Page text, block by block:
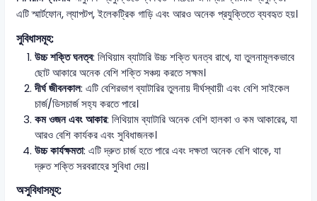
এটি স্মার্টফোন, ল্যাপটপ, ইলেকট্রিক গাড়ি এবং আরও অনেক প্রযুক্তিতে ব্যবহৃত হয়।
সুবিধাসমূহ:
উচ্চ শক্তি ঘনত্ব: লিথিয়াম ব্যাটারি উচ্চ শক্তি ঘনত্ব রাখে, যা তুলনামূলকভাবে
ছোট আকারে অনেক বেশি শক্তি সঞ্চয় করতে সক্ষম।
দীর্ঘ জীবনকাল: এটি বেশিরভাগ ব্যাটারির তুলনায় দীর্ঘস্থায়ী এবং বেশি সাইকেল
চার্জ/ডিসচার্জ সহ্য করতে পারে।
কম ওজন এবং আকার: লিথিয়াম ব্যাটারি অনেক বেশি হালকা ও কম আকারের, যা
আরও বেশি কার্যকর এবং সুবিধাজনক।
উচ্চ কার্যক্ষমতা: এটি দ্রুত চার্জ হতে পারে এবং দক্ষতা অনেক বেশি থাকে, যা
দ্রুত শক্তি সরবরাহের সুবিধা দেয়।
অসুবিধাসমূহ: